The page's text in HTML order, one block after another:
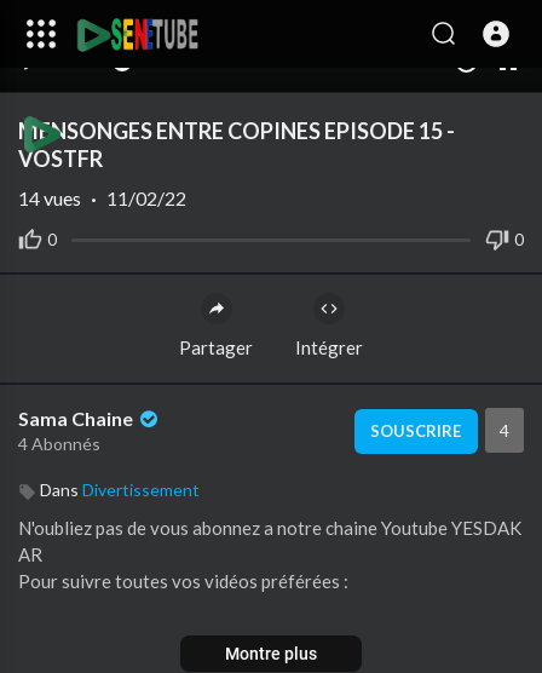
MENSONGES ENTRE COPINES EPISODE 15 -
VOSTFR
0 0
14vues · 11/02/22
Partager Intégrer
Sama Chaine
4 Abonnés
SOUSCRIRE 4
Dans Divertissement
N'oubliez pas de vous abonnez a notre chaine Youtube YESDAK
AR
Pour suivre toutes vos vidéos préférées :
Abonnez Vous a notre Chaine
https://www.youtube.com/c/Yesdakar
Montre plus